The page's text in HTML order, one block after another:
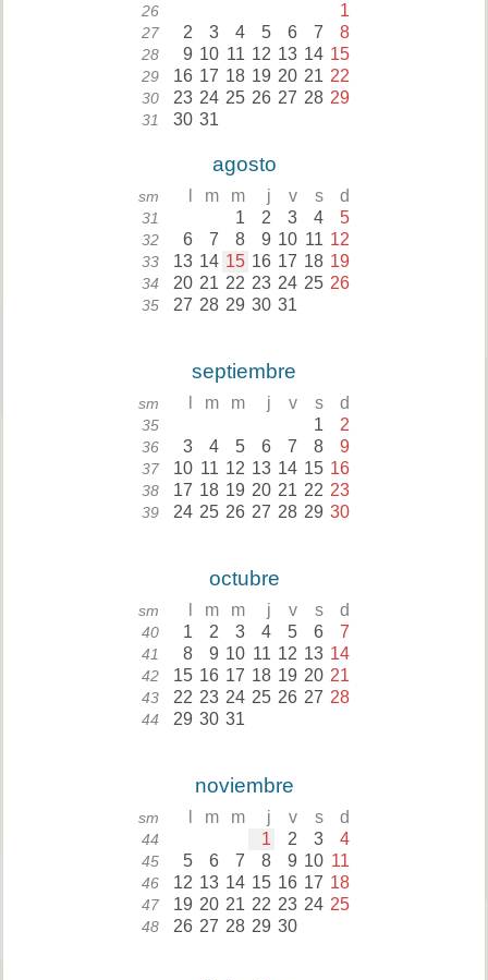
26 1
27 2 3 4 5 6 7 8
28 9 10 11 12 13 14 15
29 16 17 18 19 20 21 22
30 23 24 25 26 27 28 29
31 30 31
agosto
sm m m j v s d
31 1 2 3 4 5
32 6 7 8 9 10 11 12
33 13 14 15 16 17 18 19
34 20 21 22 23 24 25 26
35 27 28 29 30 31
septiembre
sm m m j v s d
35 1 2
36 3 4 5 6 7 8 9
37 10 11 12 13 14 15 16
38 17 18 19 20 21 22 23
39 24 25 26 27 28 29 30
octubre
sm m m j v s d
40 1 2 3 4 5 6 7
41 8 9 10 11 12 13 14
42 15 16 17 18 19 20 21
43 22 23 24 25 26 27 28
44 29 30 31
noviembre
sm m m j v s d
44 1 2 3 4
45 5 6 7 8 9 10 11
46 12 13 14 15 16 17 18
47 19 20 21 22 23 24 25
48 26 27 28 29 30